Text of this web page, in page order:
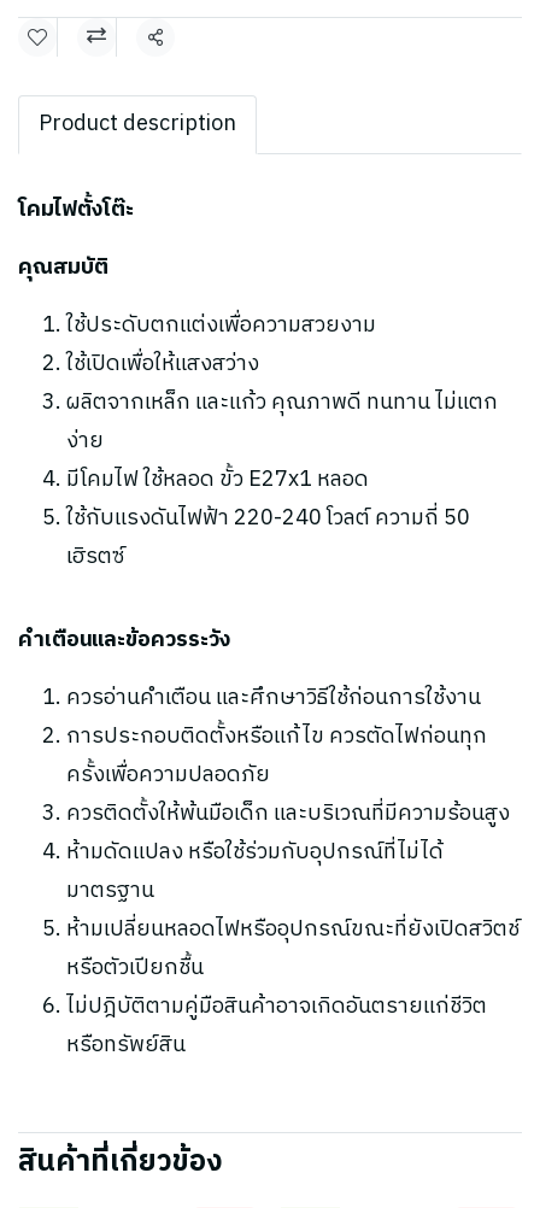
แชร์
Product description
โคมไฟตั้งโต๊ะ
คุณสมบัติ
ใช้ประดับตกแต่งเพื่อความสวยงาม
ใช้เปิดเพื่อให้แสงสว่าง
ผลิตจากเหล็ก และแก้ว คุณภาพดี ทนทาน ไม่แตก
ง่าย
มีโคมไฟ ใช้หลอด ขั้ว E27x1 หลอด
ใช้กับแรงดันไฟฟ้า 220-240 โวลต์ ความถี่ 50
เฮิรตซ์
คำเตือนและข้อควรระวัง
ควรอ่านคำเตือน และศึกษาวิธีใช้ก่อนการใช้งาน
การประกอบติดตั้งหรือแก้ไข ควรตัดไฟก่อนทุก
ครั้งเพื่อความปลอดภัย
ควรติดตั้งให้พ้นมือเด็ก และบริเวณที่มีความร้อนสูง
ห้ามดัดแปลง หรือใช้ร่วมกับอุปกรณ์ที่ไม่ได้
มาตรฐาน
ห้ามเปลี่ยนหลอดไฟหรืออุปกรณ์ขณะที่ยังเปิดสวิตช์
หรือตัวเปียกชื้น
ไม่ปฎิบัติตามคู่มือสินค้าอาจเกิดอันตรายแก่ชีวิต
หรือทรัพย์สิน
สินค้าที่เกี่ยวข้อง